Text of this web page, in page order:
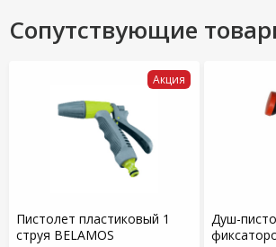
Сопутствующие
Акция
Пистолет пластиковый 1
струя BELAMOS
Душ-